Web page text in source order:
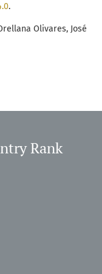
.
Olivares, José
Rank